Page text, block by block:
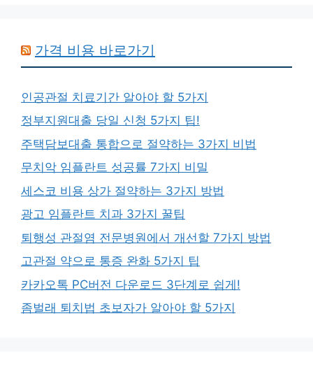
가격 비용 바로가기
인공관절 치료기간 알아야 할 5가지
정부지원대출 당일 신청 5가지 팁!
주택담보대출 통합으로 절약하는 3가지 비법
무치악 임플란트 성공률 7가지 비밀
세스코 비용 상가 절약하는 3가지 방법
광고 임플란트 치과 3가지 꿀팁
퇴행성 관절염 전문병원에서 개선할 7가지 방법
고관절 약으로 통증 완화 5가지 팁
카카오톡 PC버전 다운로드 3단계로 쉽게!
좀벌래 퇴치법 초보자가 알아야 할 5가지